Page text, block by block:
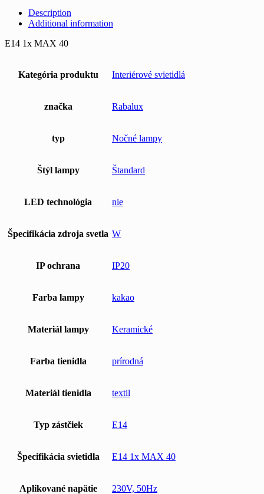
Description
Additional information
E14 1x MAX 40
Kategória produktu Interiérové svietidlá
značka Rabalux
typ Nočné lampy
Štýl lampy Štandard
LED technológia nie
Špecifikácia zdroja svetla W
IP ochrana IP20
Farba lampy kakao
Materiál lampy Keramické
Farba tienidla prírodná
Materiál tienidla textil
Typ zástčiek E14
Špecifikácia svietidla E14 1x MAX 40
Aplikované napätie 230V, 50Hz